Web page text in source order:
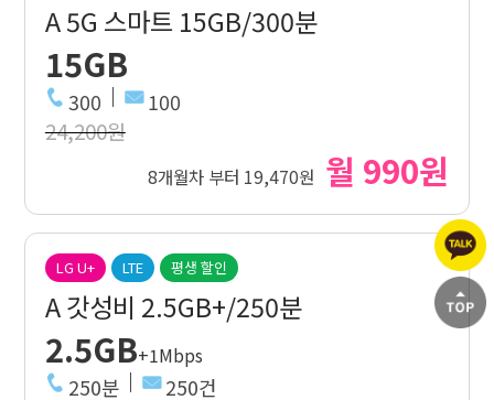
A 5G 스마트 15GB/300분
15GB
300 100
24,200원
8개월차 부터 19,470원 월 990원
LG U+ LTE 평생 할인
A 갓성비 2.5GB+/250분
2.5GB+1Mbps
250분 250건